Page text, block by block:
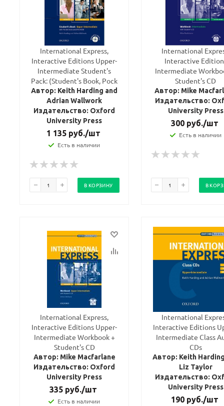
International Express,
Interactive Editions Upper-
Intermediate Student's
Pack: (Student's Book, Pock
Автор: Keith Harding and
Adrian Wallwork
Издательство: Oxford
University Press
1 135руб./шт
Есть в наличии
В КОРЗИНУ
International
Interactive
Intermediate
Student's CD
Автор: Mike
Издательство:
University Press
300руб./шт
Есть в наличии
В
International Express,
Interactive Editions Upper-
Intermediate Workbook +
Student's CD
Автор: Mike Macfarlane
Издательство: Oxford
University Press
335 руб./шт
Есть в наличии
International
Interactive Editions
Intermediate Class
CDs
Автор: Keith
Liz Taylor
Издательство:
University Press
190руб./шт